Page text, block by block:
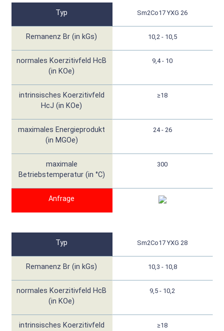
Typ Sm2Co17 YXG 26
Remanenz Br (in kGs) 10,2 - 10,5
normales Koerzitivfeld HcB
(in KOe)
9,4 - 10
intrinsisches Koerzitivfeld
HcJ (in KOe)
≥18
maximales Energieprodukt
(in MGOe)
24 - 26
maximale
Betriebstemperatur (in °C)
300
Anfrage
Typ Sm2Co17 YXG 28
Remanenz Br (in kGs) 10,3 - 10,8
normales Koerzitivfeld HcB
(in KOe)
9,5 - 10,2
intrinsisches Koerzitivfeld
≥18